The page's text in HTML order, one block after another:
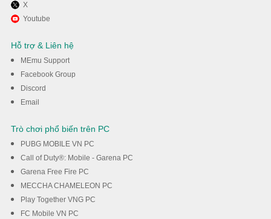
Tận hưởng chơi A Dance of
Fire and Ice trên PC với MEmu
X
Youtube
Hỗ trợ & Liên hệ
MEmu Support
Facebook Group
Discord
Email
Trò chơi phổ biến trên PC
PUBG MOBILE VN PC
Call of Duty®: Mobile - Garena PC
Garena Free Fire PC
MECCHA CHAMELEON PC
Play Together VNG PC
FC Mobile VN PC